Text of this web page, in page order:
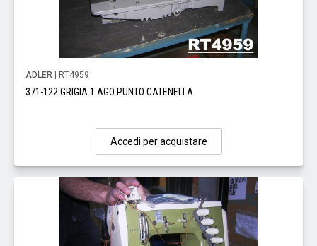
ADLER | RT4959
371-122 GRIGIA 1 AGO PUNTO CATENELLA
Accedi per acquistare